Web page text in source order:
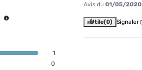
1
0
Avis du 01/05/2020
Utile(0) Signaler